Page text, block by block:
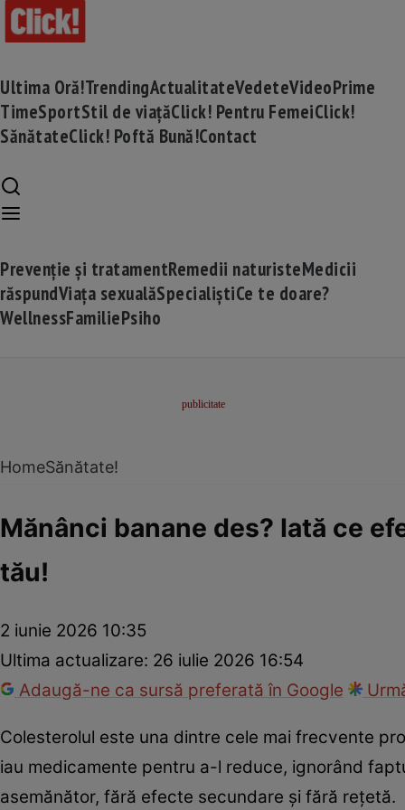
Ultima Oră!TrendingActualitateVedeteVideoPrime
TimeSportStil de viațăClick! Pentru FemeiClick!
SănătateClick! Poftă Bună!Contact
Prevenție și tratamentRemedii naturisteMedicii
răspundViața sexualăSpecialiștiCe te doare?
WellnessFamiliePsiho
HomeSănătate!
Mănânci banane des? Iată ce
tău!
2 iunie 2026 10:35
Ultima actualizare: 26 iulie 2026 16:54
Adaugă-ne ca sursă preferată în Google
Colesterolul este una dintre cele mai frecvente
iau medicamente pentru a-l reduce, ignorând
asemănător, fără efecte secundare și fără rețetă.